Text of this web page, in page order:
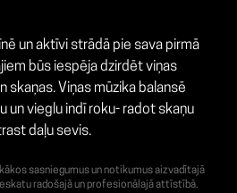
un aktīvi strādā pie sava pirmā
būs iespēja dzirdēt viņas
skaņas. Viņas mūzika balansē
un vieglu indī roku- radot skaņu
daļu sevis.
sasniegumus un notikumus aizvadītajā
radošajā un profesionālajā attīstībā.